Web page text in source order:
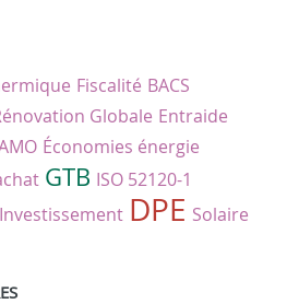
Fiscalité BACS
Globale Entraide
Économies énergie
GTB ISO 52120-1
Investissement DPE Solaire